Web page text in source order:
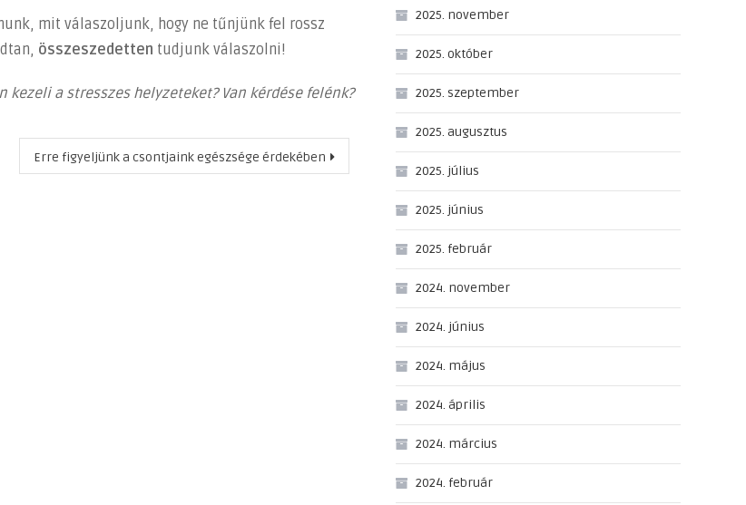
mit válaszoljunk, hogy ne tűnjünk fel rossz
összeszedetten tudjunk válaszolni!
a stresszes helyzeteket? Van kérdése felénk?
Erre figyeljünk a csontjaink egészsége érdekében
2025. november
2025. október
2025. szeptember
2025. augusztus
2025. július
2025. június
2025. február
2024. november
2024. június
2024. május
2024. április
2024. március
2024. február